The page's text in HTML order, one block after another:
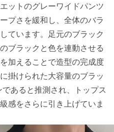
ットのグレーワイドパンツ
プさを緩和し、全体のバラ
ています。足元のブラック
ブラックと色を連動させる
加えることで造型の完成度
掛けられた大容量のブラッ
あると推測され、トップス
感をさらに引き上げていま